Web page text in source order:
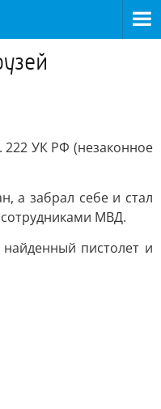
УК РФ (незаконное
а забрал себе и стал
МВД.
пистолет и